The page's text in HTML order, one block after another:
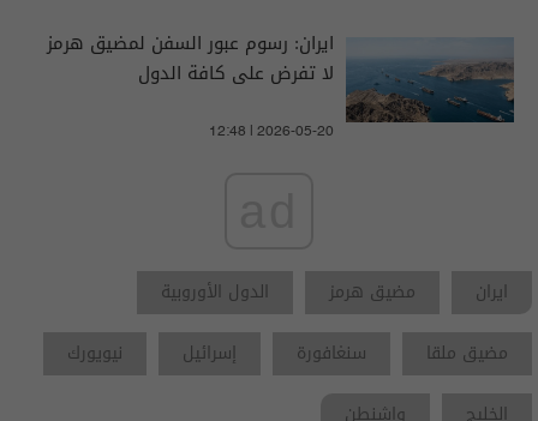
ايران: رسوم عبور السفن لمضيق هرمز
لا تفرض على كافة الدول
12:48 | 2026-05-20
ايران مضيق هرمز
الدول الأوروبية
مضيق ملقا
سنغافورة إسرائيل
نيويورك